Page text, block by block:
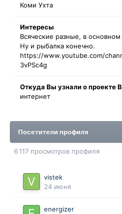
Коми Ухта
Интересы
Всяческие разные, в
Ну и рыбалка конечно.
https://www.youtube.com/
3vPSc4g
Oткyдa Вы узнaли o проекте
интернет
Посетители профиля
6 117 просмотров профиля
vistek
24 июня
energizer